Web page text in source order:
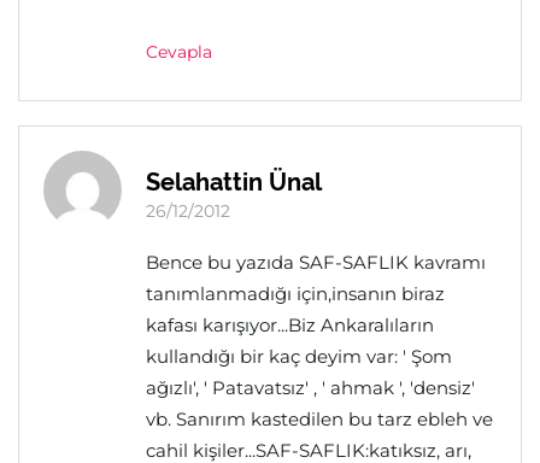
Cevapla
Selahattin Ünal
26/12/2012
Bence bu yazıda SAF-SAFLIK kavramı
tanımlanmadığı için,insanın biraz
kafası karışıyor...Biz Ankaralıların
kullandığı bir kaç deyim var: ' Şom
ağızlı', ' Patavatsız' , ' ahmak ', 'densiz'
vb. Sanırım kastedilen bu tarz ebleh ve
cahil kişiler...SAF-SAFLIK:katıksız, arı,